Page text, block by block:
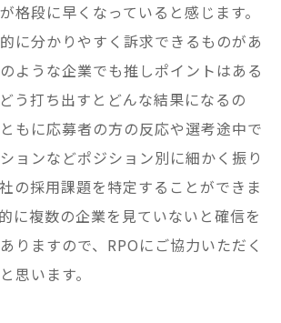
格段に早くなっていると感じます。
に分かりやすく訴求できるものがあ
ような企業でも推しポイントはある
う打ち出すとどんな結果になるの
もに応募者の方の反応や選考途中で
ョンなどポジション別に細かく振り
の採用課題を特定することができま
に複数の企業を見ていないと確信を
りますので、RPOにご協力いただく
思います。